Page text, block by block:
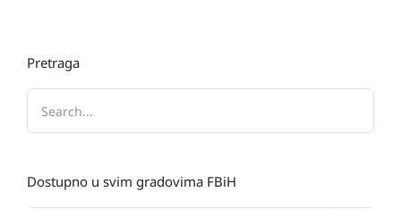
Pretraga
Dostupno u svim gradovima FBiH